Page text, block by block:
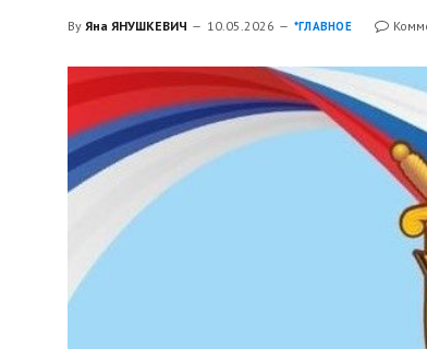
By Яна ЯНУШКЕВИЧ 10.05.2026 *ГЛАВНОЕ